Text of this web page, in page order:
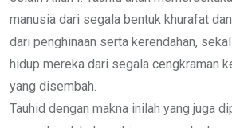
manusia dari segala bentuk khurafat
dari penghinaan serta kerendahan,
hidup mereka dari segala cengkraman
yang disembah.
Tauhid dengan makna inilah yang juga